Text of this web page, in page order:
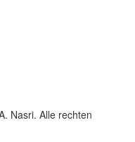
Nasri. Alle rechten